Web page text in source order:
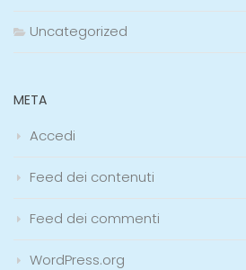
Uncategorized
META
Accedi
Feed dei contenuti
Feed dei commenti
WordPress.org